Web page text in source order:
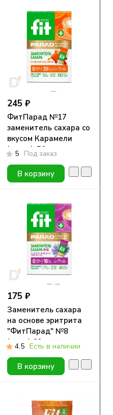
245 ₽
ФитПарад №17
заменитель сахара со
вкусом Карамели
(стики), 50гр
5 Под заказ
В корзину
175 ₽
Заменитель сахара
на основе эритрита
"ФитПарад" №8
(саше) 60 штук
4.5 Есть в наличии
В корзину